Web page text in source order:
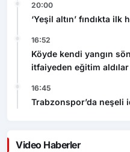
20:00
‘Yeşil altın’ fındıkta ilk
16:52
Köyde kendi yangın
itfaiyeden eğitim aldılar
16:45
Trabzonspor’da neşeli
Video Haberler